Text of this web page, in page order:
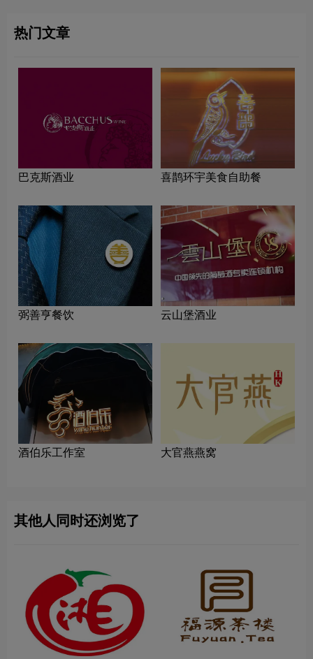
热门文章
巴克斯酒业 喜鹊环宇美食自助餐
弼善亨餐饮 云山堡酒业
酒伯乐工作室 大官燕燕窝
其他人同时还浏览了